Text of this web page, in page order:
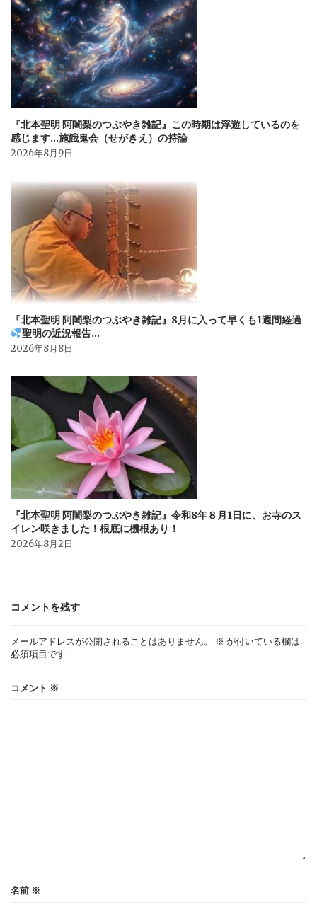
ン
『北本聖明 阿闍梨のつぶやき雑記』この時期は浮遊しているのを
感じます…施餓鬼会（せがきえ）の持論
2026年8月9日
『北本聖明 阿闍梨のつぶやき雑記』8月に入って早くも1週間経過
聖明の近況報告…
2026年8月8日
『北本聖明 阿闍梨のつぶやき雑記』令和8年８月1日に、お寺のス
イレン咲きました！根底に機根あり！
2026年8月2日
コメントを残す
メールアドレスが公開されることはありません。 ※ が付いている欄は
必須項目です
コメント ※
名前 ※